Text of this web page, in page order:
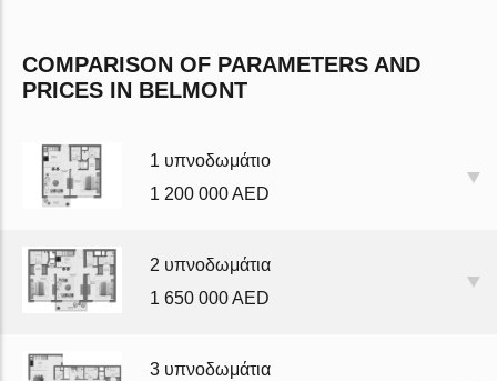
COMPARISON OF PARAMETERS AND
PRICES IN BELMONT
1 υπνοδωμάτιο
1 200 000 AED
2 υπνοδωμάτια
1 650 000 AED
3 υπνοδωμάτια